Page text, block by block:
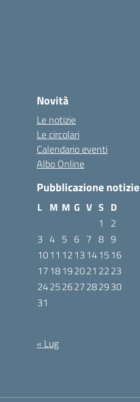
Novità
Le notizie
Le circolari
Calendario eventi
Albo Online
Pubblicazione notizie
L M M G V S D
1
2
3 4 5 6 7 8 9
1011 12 13 1415 16
17 18192021 2223
24252627282930
31
« Lug